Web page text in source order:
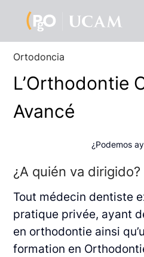
Ortodoncia
L’Orthodontie
Avancé
¿Podemos
¿A quién va dirigido?
Tout médecin dentiste
pratique privée, ayant
en orthodontie ainsi
formation en